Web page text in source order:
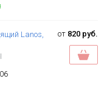
Lanos,
от 820 руб.